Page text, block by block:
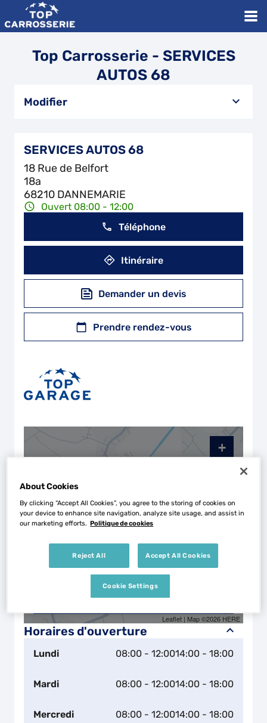
Top Carrosserie - SERVICES
AUTOS 68
Modifier
SERVICES AUTOS 68
18 Rue de Belfort
18a
68210 DANNEMARIE
Ouvert 08:00 - 12:00
Téléphone
Itinéraire
Demander un devis
Prendre rendez-vous
Horaires d'ouverture
Lundi 08:00 - 12:0014:00 - 18:00
Mardi 08:00 - 12:0014:00 - 18:00
Mercredi 08:00 - 12:0014:00 - 18:00
+
Leaflet | Map ©2026 HERE
Naviguer
About Cookies
By clicking “Accept All Cookies”, you agree to the storing of cookies on
your device to enhance site navigation, analyze site usage, and assist in
our marketing efforts. Politique de cookies
Reject All Accept All Cookies
Cookie Settings